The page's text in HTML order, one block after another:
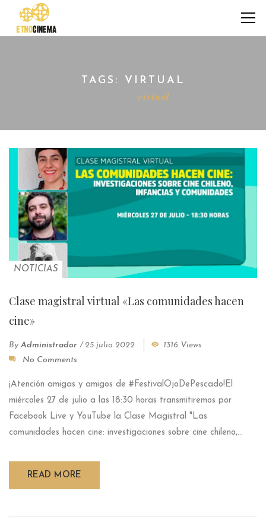
TAGS: VIRTUAL
virtual
NOTICIAS
Clase magistral virtual «Las comunidades hacen
cine»
By Administrador / 25 julio 2022
1316 Views
No Comments
¡Atención amigas y amigos de #FestivalOjoDePescado!El
miércoles 27 de julio a las 18:30 horas transmitiremos por
Facebook Live y YouTube la Clase Magistral "Las
comunidades hacen cine: investigaciones sobre cine chileno,...
READ MORE